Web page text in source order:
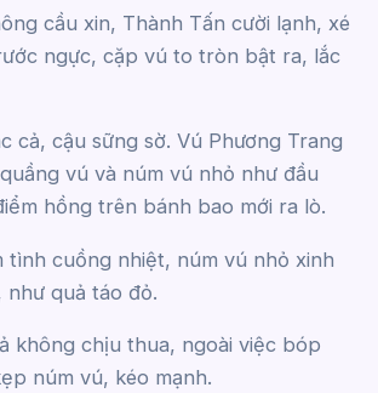
cầu xin, Thành Tấn cười lạnh, xé
ngực, cặp vú to tròn bật ra, lắc
cả, cậu sững sờ. Vú Phương Trang
vú và núm vú nhỏ như đầu
hồng trên bánh bao mới ra lò.
tình cuồng nhiệt, núm vú nhỏ xinh
như quả táo đỏ.
không chịu thua, ngoài việc bóp
núm vú, kéo mạnh.